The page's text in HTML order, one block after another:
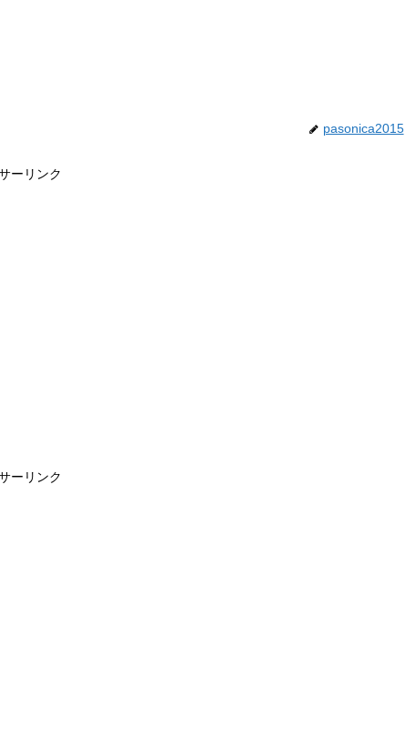
pasonica2015
ーリンク
ーリンク